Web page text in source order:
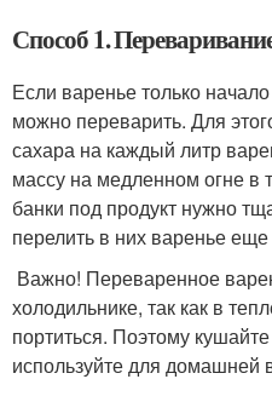
Способ 1.
Если варенье только
можно переварить. Для
сахара на каждый литр
массу на медленном огне в
банки под продукт нужно
перелить в них варенье
Важно! Переваренное
холодильнике, так как в
портиться. Поэтому
используйте для домашней